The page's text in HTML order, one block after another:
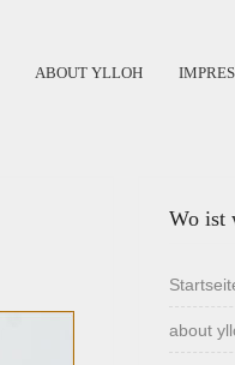
ABOUT YLLOH
Wo ist
about